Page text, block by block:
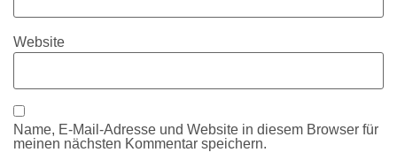
Website
Name, E-Mail-Adresse und Website in diesem Browser für
meinen nächsten Kommentar speichern.